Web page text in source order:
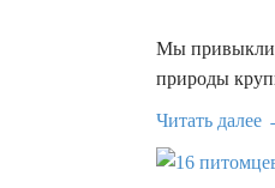
Мы привыкли
природы
Читать далее